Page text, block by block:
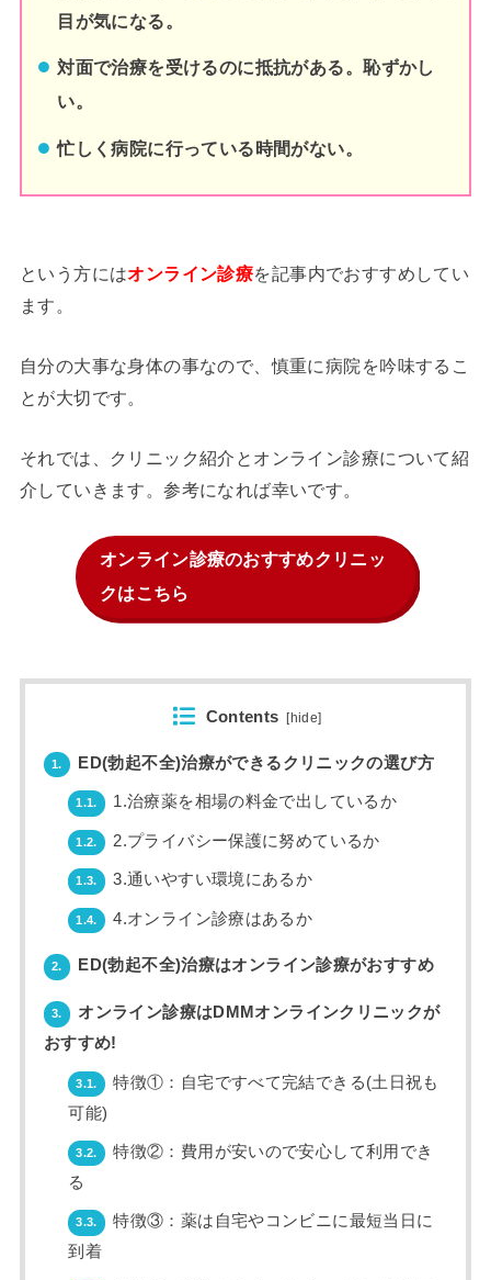
目が気になる。
対面で治療を受けるのに抵抗がある。恥ずかし
い。
忙しく病院に行っている時間がない。
という方にはオンライン診療を記事内でおすすめしてい
ます。
自分の大事な身体の事なので、慎重に病院を吟味するこ
とが大切です。
それでは、クリニック紹介とオンライン診療について紹
介していきます。参考になれば幸いです。
オンライン診療のおすすめクリニッ
クはこちら
Contents [hide]
1. ED(勃起不全)治療ができるクリニックの選び方
1.1. 1.治療薬を相場の料金で出しているか
1.2. 2.プライバシー保護に努めているか
1.3. 3.通いやすい環境にあるか
1.4. 4.オンライン診療はあるか
2. ED(勃起不全)治療はオンライン診療がおすすめ
3.
オンライン診療はDMMオンラインクリニックが
おすすめ!
3.1.
特徴①：自宅ですべて完結できる(土日祝も
可能)
3.2.
特徴②：費用が安いので安心して利用でき
る
3.3.
特徴③：薬は自宅やコンビニに最短当日に
到着